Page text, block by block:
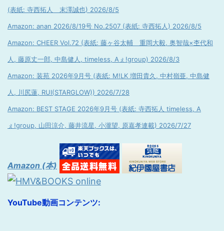
(表紙: 寺西拓人 末澤誠也) 2026/8/5
Amazon: anan 2026/8/19号 No.2507 (表紙: 寺西拓人) 2026/8/5
Amazon: CHEER Vol.72 (表紙: 藤ヶ谷太輔 重岡大毅, 奥智哉×杢代和
人, 藤原丈一郎, 中島健人, timeless, Aぇ!group) 2026/8/3
Amazon: 装苑 2026年9月号 (表紙: M!LK 増田貴久, 中村嶺亜, 中島健
人, 川尻蓮, RUI(STARGLOW)) 2026/7/28
Amazon: BEST STAGE 2026年9月号 (表紙: 寺西拓人 timeless, A
ぇ!group, 山田涼介, 藤井流星, 小瀧望, 原嘉孝連載) 2026/7/27
Amazon (本)
YouTube動画コンテンツ: